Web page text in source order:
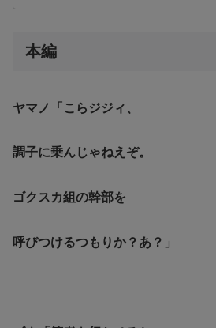
本編
ヤマノ「こらジジィ、
調子に乗んじゃねえぞ。
ゴクスカ組の幹部を
呼びつけるつもりか？あ？」